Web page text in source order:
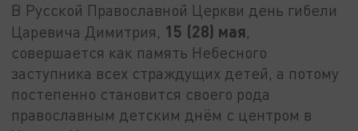
В Русской Православной Церкви день гибели
Царевича Димитрия, 15 (28) мая,
совершается как память Небесного
заступника всех страждущих детей, а потому
постепенно становится своего рода
православным детским днём с центром в